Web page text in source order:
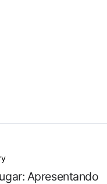
Apresentando